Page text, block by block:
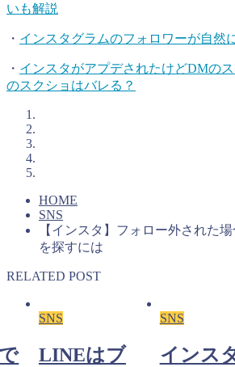
いも解説
・ インスタグラムのフォロワーが自然
・ インスタがアプデされたけどDMの
のスクショはバレる？
HOME
SNS
【インスタ】フォロー外された
を探すには
RELATED POST
SNS
LINEはブ
SNS
インス